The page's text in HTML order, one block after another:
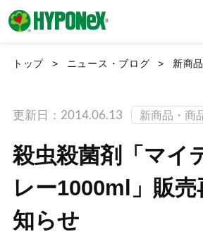
トップ ニュース・ブログ 新商
更新日：2014.06.13 新商品・商
殺虫殺菌剤「マイ
レー1000ml」販
知らせ